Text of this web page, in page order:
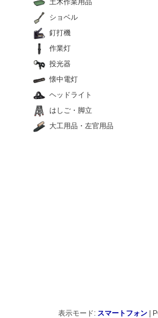
土木作業用品
ショベル
釘打機
作業灯
投光器
懐中電灯
ヘッドライト
はしご・脚立
大工用品・左官用品
表示モード: スマートフォン |